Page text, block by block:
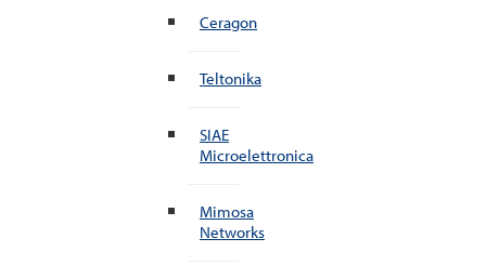
Ceragon
Teltonika
SIAE
Microelettronica
Mimosa
Networks